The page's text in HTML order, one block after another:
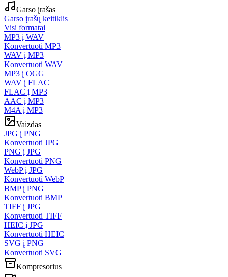
Garso įrašas
Garso įrašų keitiklis
Visi formatai
MP3 į WAV
Konvertuoti MP3
WAV į MP3
Konvertuoti WAV
MP3 į OGG
WAV į FLAC
FLAC į MP3
AAC į MP3
M4A į MP3
Vaizdas
JPG į PNG
Konvertuoti JPG
PNG į JPG
Konvertuoti PNG
WebP į JPG
Konvertuoti WebP
BMP į PNG
Konvertuoti BMP
TIFF į JPG
Konvertuoti TIFF
HEIC į JPG
Konvertuoti HEIC
SVG į PNG
Konvertuoti SVG
Kompresorius